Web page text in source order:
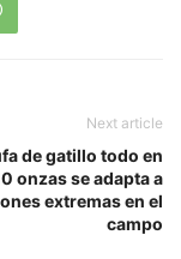
Next article
de gatillo todo en
onzas se adapta a
extremas en el
campo